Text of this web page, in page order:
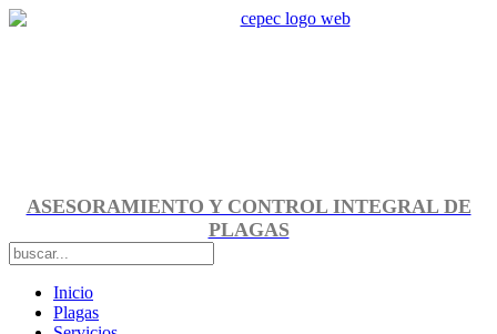
ASESORAMIENTO Y CONTROL INTEGRAL DE
PLAGAS
Inicio
Plagas